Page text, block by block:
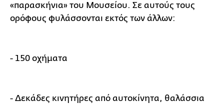
«παρασκήνια» του Μουσείου. Σε αυτούς τους
ορόφους φυλάσσονται εκτός των άλλων:
- 150 οχήματα
- Δεκάδες κινητήρες από αυτοκίνητα, θαλάσσια